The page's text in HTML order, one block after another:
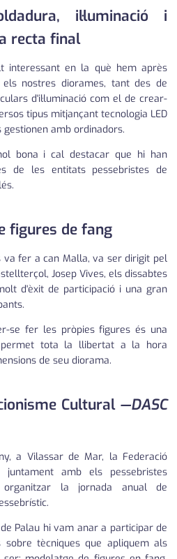
il·luminació i
recta final
interessant en la què hem après
nostres diorames, tant des de
d'il·luminació com el de crear-
tipus mitjançant tecnologia LED
amb ordinadors.
bona i cal destacar que hi han
de les entitats pessebristes de
figures de fang
fer a can Malla, va ser dirigit pel
Josep Vives, els dissabtes
d'èxit de participació i una gran
se fer les pròpies figures és una
tota la llibertat a la hora
de seu diorama.
Cultural —DASC
a Vilassar de Mar, la Federació
juntament amb els pessebristes
la jornada anual de
Palau hi vam anar a participar de
tècniques que apliquem als